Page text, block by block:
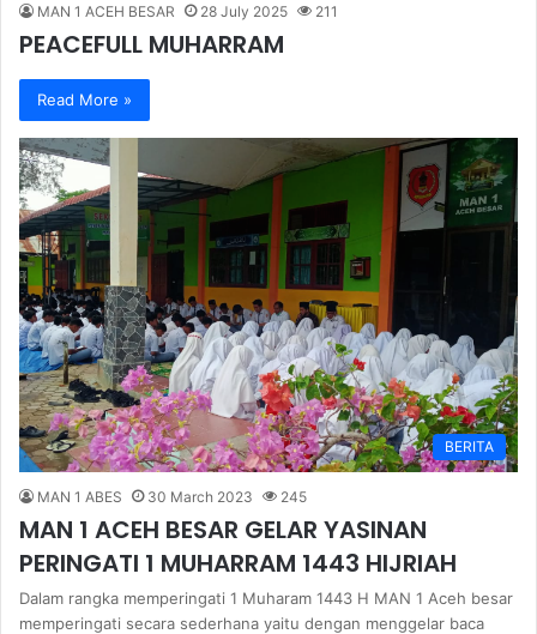
MAN 1 ACEH BESAR 28 July 2025 211
PEACEFULL MUHARRAM
Read More »
BERITA
MAN 1 ABES 30 March 2023 245
MAN 1 ACEH BESAR GELAR YASINAN
PERINGATI 1 MUHARRAM 1443 HIJRIAH
Dalam rangka memperingati 1 Muharam 1443 H MAN 1 Aceh besar
memperingati secara sederhana yaitu dengan menggelar baca